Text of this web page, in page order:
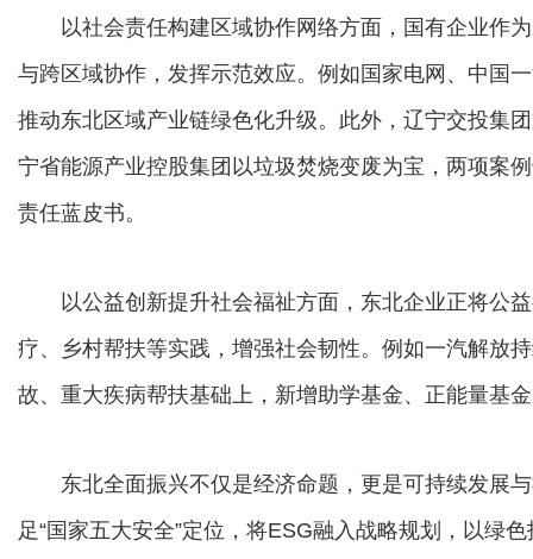
以社会责任构建区域协作网络方面，国有企业作为
与跨区域协作，发挥示范效应。例如国家电网、中国
推动东北区域产业链绿色化升级。此外，辽宁交投集
宁省能源产业控股集团以垃圾焚烧变废为宝，两项案
责任蓝皮书。
以公益创新提升社会福祉方面，东北企业正将公益
疗、乡村帮扶等实践，增强社会韧性。例如一汽解放
故、重大疾病帮扶基础上，新增助学基金、正能量基
东北全面振兴不仅是经济命题，更是可持续发展与
足“国家五大安全”定位，将ESG融入战略规划，以绿